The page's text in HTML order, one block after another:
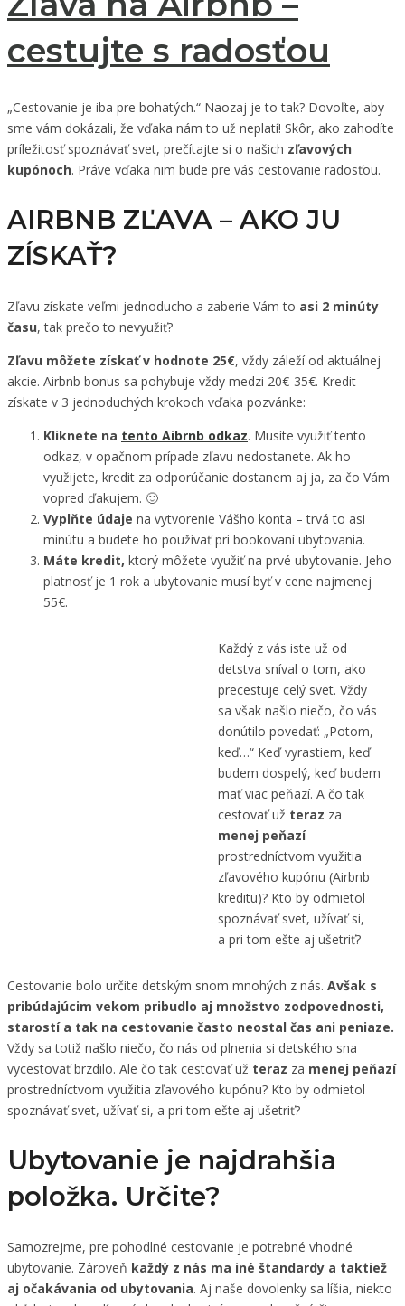
cestujte s radosťou
„Cestovanie je iba pre bohatých.“ Naozaj je to tak? Dovoľte, aby
sme vám dokázali, že vďaka nám to už neplatí! Skôr, ako zahodíte
príležitosť spoznávať svet, prečítajte si o našich zľavových
kupónoch. Práve vďaka nim bude pre vás cestovanie radosťou.
AIRBNB ZĽAVA – AKO JU
ZÍSKAŤ?
Zľavu získate veľmi jednoducho a zaberie Vám to asi 2 minúty
času, tak prečo to nevyužiť?
Zľavu môžete získať v hodnote 25€, vždy záleží od aktuálnej
akcie. Airbnb bonus sa pohybuje vždy medzi 20€-35€. Kredit
získate v 3 jednoduchých krokoch vďaka pozvánke:
Kliknete na tento Aibrnb odkaz. Musíte využiť tento
odkaz, v opačnom prípade zľavu nedostanete. Ak ho
využijete, kredit za odporúčanie dostanem aj ja, za čo Vám
vopred ďakujem. 🙂
Vyplňte údaje na vytvorenie Vášho konta – trvá to asi
minútu a budete ho používať pri bookovaní ubytovania.
Máte kredit, ktorý môžete využiť na prvé ubytovanie. Jeho
platnosť je 1 rok a ubytovanie musí byť v cene najmenej
55€.
Každý z vás iste už od
detstva sníval o tom, ako
precestuje celý svet. Vždy
sa však našlo niečo, čo vás
donútilo povedať: „Potom,
keď…“ Keď vyrastiem, keď
budem dospelý, keď budem
mať viac peňazí. A čo tak
cestovať už teraz za
menej peňazí
prostredníctvom využitia
zľavového kupónu (Airbnb
kreditu)? Kto by odmietol
spoznávať svet, užívať si,
a pri tom ešte aj ušetriť?
Cestovanie bolo určite detským snom mnohých z nás. Avšak s
pribúdajúcim vekom pribudlo aj množstvo zodpovednosti,
starostí a tak na cestovanie často neostal čas ani peniaze.
Vždy sa totiž našlo niečo, čo nás od plnenia si detského sna
vycestovať brzdilo. Ale čo tak cestovať už teraz za menej peňazí
prostredníctvom využitia zľavového kupónu? Kto by odmietol
spoznávať svet, užívať si, a pri tom ešte aj ušetriť?
Ubytovanie je najdrahšia
položka. Určite?
Samozrejme, pre pohodlné cestovanie je potrebné vhodné
ubytovanie. Zároveň každý z nás ma iné štandardy a taktiež
aj očakávania od ubytovania. Aj naše dovolenky sa líšia, niekto